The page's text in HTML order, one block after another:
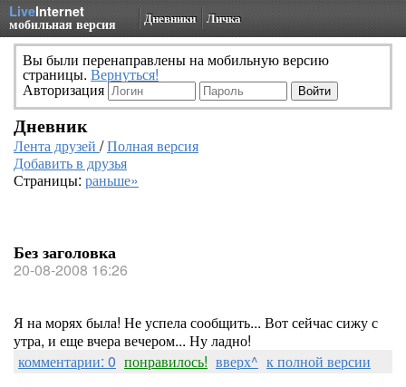
LiveInternet
мобильная версия Дневники Личка
Вы были перенаправлены на мобильную версию
страницы. Вернуться!
Авторизация
Дневник
Лента друзей /Полная версия
Добавить в друзья
Страницы: раньше»
Без заголовка
20-08-2008 16:26
Я на морях была! Не успела сообщить... Вот сейчас сижу с
утра, и еще вчера вечером... Ну ладно!
комментарии: 0 понравилось! вверх^ к полной версии